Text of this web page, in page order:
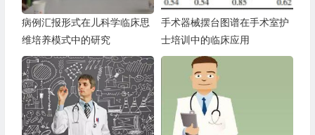
病例汇报形式在儿科学临床思
维培养模式中的研究
手术器械摆台图谱在手术室护
士培训中的临床应用